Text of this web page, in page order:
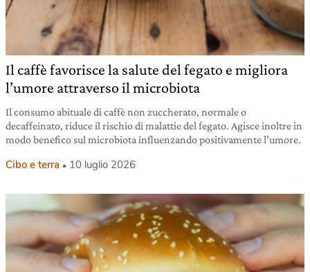
Il caffè favorisce la salute del fegato e migliora
l’umore attraverso il microbiota
Il consumo abituale di caffè non zuccherato, normale o
decaffeinato, riduce il rischio di malattie del fegato. Agisce inoltre in
modo benefico sul microbiota influenzando positivamente l’umore.
Cibo e terra 10 luglio 2026